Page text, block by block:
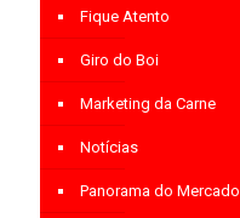
Fique Atento
Giro do Boi
Marketing da Carne
Notícias
Panorama do Mercado